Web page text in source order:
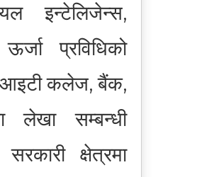
इन्टेलिजेन्स,
प्रविधिको
आइटी कलेज, बैंक,
लेखा सम्बन्धी
क्षेत्रमा